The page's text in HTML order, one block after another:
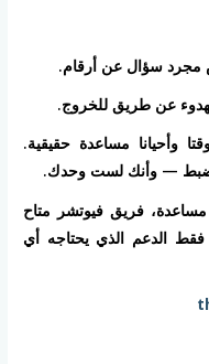
مجرد سؤال عن أرقام.
عن طريق للخروج.
وأحيانا مساعدة حقيقية.
— وأنك لست وحدك.
فريق فيوتشر متاح
الدعم الذي يحتاجه أي